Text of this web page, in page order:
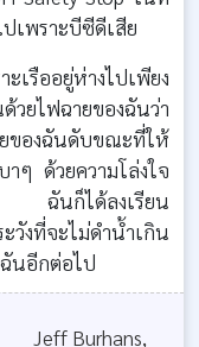
เพราะบีซีดีเสีย
เรืออยู่ห่างไปเพียง
ยไฟฉายของฉันว่า
องฉันดับขณะที่ให้
ๆ ด้วยความโล่งใจ
ฉันก็ได้ลงเรียน
งที่จะไม่ดำน้ำเกิน
นอีกต่อไป
Jeff Burhans,